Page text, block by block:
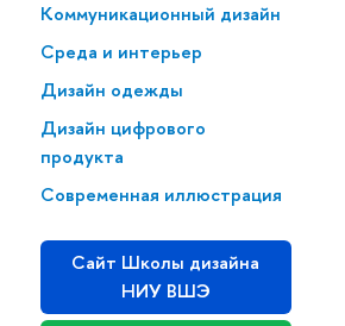
Коммуникационный дизайн
Среда и интерьер
Дизайн одежды
Дизайн цифрового
продукта
Современная иллюстрация
Сайт Школы дизайна
НИУ ВШЭ